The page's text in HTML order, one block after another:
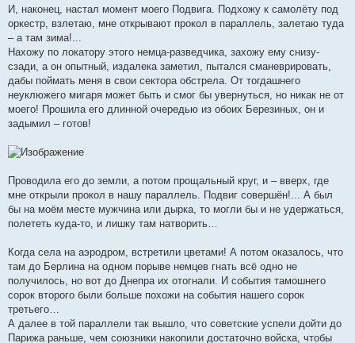
И, наконец, настал момент моего Подвига. Подхожу к самолёту под
оркестр, взлетаю, мне открывают прокол в параллель, залетаю туда
– а там зима!...
Нахожу по локатору этого немца-разведчика, захожу ему снизу-
сзади, а он опытный, издалека заметил, пытался сманеврировать,
дабы поймать меня в свои сектора обстрела. От тогдашнего
неуклюжего мигаря может быть и смог бы увернуться, но никак не от
моего! Прошила его длинной очередью из обоих Березиных, он и
задымил – готов!
Проводила его до земли, а потом прощальный круг, и – вверх, где
мне открыли прокол в нашу параллель. Подвиг совершён!... А был
бы на моём месте мужчина или дырка, то могли бы и не удержаться,
полететь куда-то, и лишку там натворить…
Когда села на аэродром, встретили цветами! А потом оказалось, что
там до Берлина на одном порыве немцев гнать всё одно не
получилось, но вот до Днепра их отогнали. И события тамошнего
сорок второго были больше похожи на события нашего сорок
третьего…
А далее в той параллели так вышло, что советские успели дойти до
Парижа раньше, чем союзники накопили достаточно войска, чтобы